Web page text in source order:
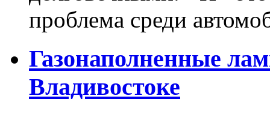
проблема среди
Газонаполненные
Владивостоке